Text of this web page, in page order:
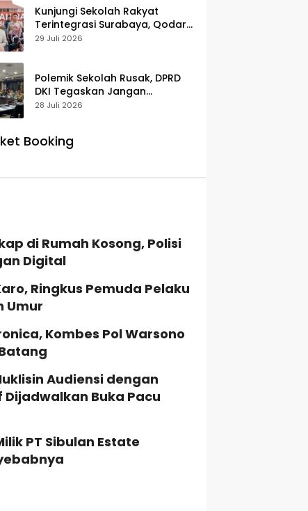
Kunjungi Sekolah Rakyat
Terintegrasi Surabaya, Qodari:
Fasilitasnya Setara Sekolah
29 Juli 2026
Polemik Sekolah Rusak, DPRD
DKI Tegaskan Jangan
Salahkan Pusat
28 Juli 2026
Booking
di Rumah Kosong, Polisi
Digital
Ringkus Pemuda Pelaku
Umur
Kombes Pol Warsono
Audiensi dengan
Dijadwalkan Buka Pacu
PT Sibulan Estate